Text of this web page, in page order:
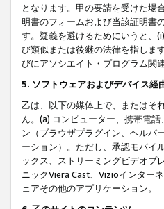
となります。甲の要請を受けた場
明書のフォームおよび当該証明書
す。疑義を避けるためにいうと、
び類似または後継の法律を指しま
びにアソシエイト・プログラム関
5. ソフトウェアおよびデバイス経
乙は、以下の媒体上で、またはそ
ん。(a) コンピューター、携帯電
ン（ブラウザプラグイン、ヘルパ
ーション）。ただし、承認モバイ
ックス、ストリーミングビデオプ
ニックViera Cast、Vizioインター
ェアその他のアプリケーション。